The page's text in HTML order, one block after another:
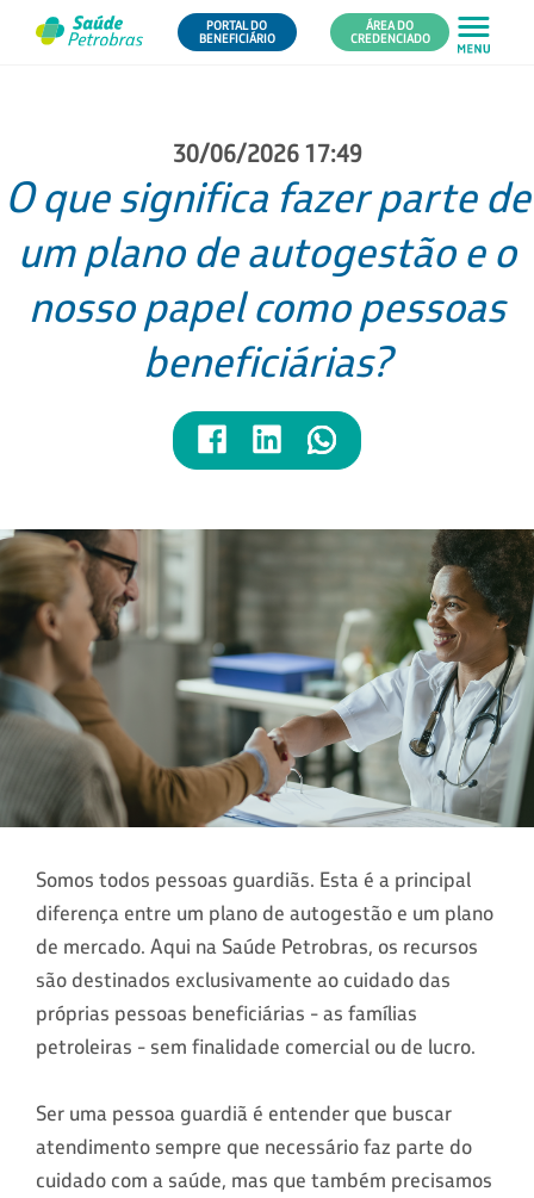
PORTAL DO
BENEFICIÁRIO
ÁREA DO
CREDENCIADO
30/06/2026 17:49
O que significa fazer parte de
um plano de autogestão e o
nosso papel como pessoas
beneficiárias?
Somos todos pessoas guardiãs. Esta é a principal
diferença entre um plano de autogestão e um plano
de mercado. Aqui na Saúde Petrobras, os recursos
são destinados exclusivamente ao cuidado das
próprias pessoas beneficiárias - as famílias
petroleiras - sem finalidade comercial ou de lucro.
Ser uma pessoa guardiã é entender que buscar
atendimento sempre que necessário faz parte do
cuidado com a saúde, mas que também precisamos